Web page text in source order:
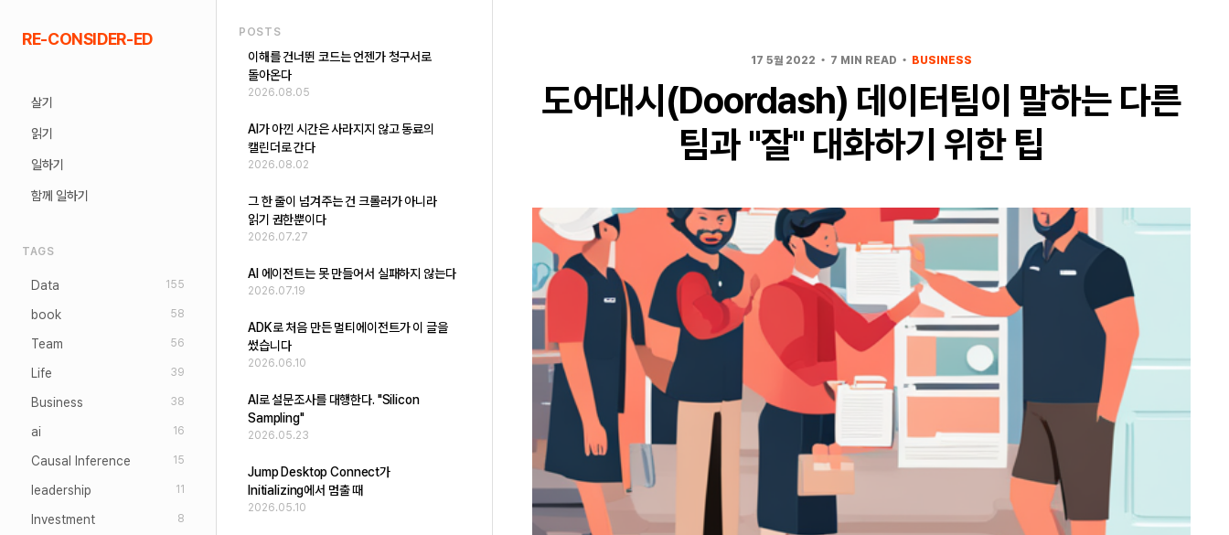
to
RE-CONSIDER-ED
살기
읽기
일하기
함께 일하기
TAGS
Data 155
book 58
Team 56
Life 39
Business 38
ai 16
Causal Inference 15
leadership 11
Investment 8
POSTS
이해를 건너뛴 코드는 언젠가 청구서로
돌아온다
2026.08.05
AI가 아낀 시간은 사라지지 않고 동료의
캘린더로 간다
2026.08.02
그 한 줄이 넘겨주는 건 크롤러가 아니라
읽기 권한뿐이다
2026.07.27
AI 에이전트는 못 만들어서 실패하지 않는다
2026.07.19
ADK로 처음 만든 멀티에이전트가 이 글을
썼습니다
2026.06.10
AI로 설문조사를 대행한다. "Silicon
Sampling"
2026.05.23
Jump Desktop Connect가
Initializing에서 멈출 때
2026.05.10
17 5월 2022 7 MIN READ BUSINESS
도어대시(Doordash) 데이터팀이 말하는 다른
팀과 "잘" 대화하기 위한 팁